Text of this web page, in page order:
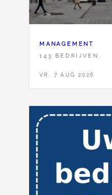
MANAGEMENT
143 BEDRIJVEN,
VR, 7 AUG 2026